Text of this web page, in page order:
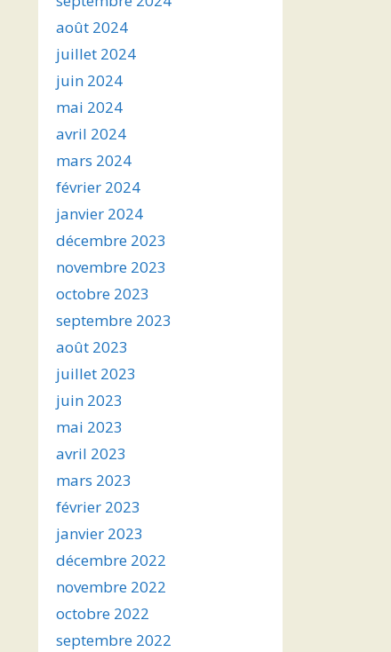
août 2024
juillet 2024
juin 2024
mai 2024
avril 2024
mars 2024
février 2024
janvier 2024
décembre 2023
novembre 2023
octobre 2023
septembre 2023
août 2023
juillet 2023
juin 2023
mai 2023
avril 2023
mars 2023
février 2023
janvier 2023
décembre 2022
novembre 2022
octobre 2022
septembre 2022